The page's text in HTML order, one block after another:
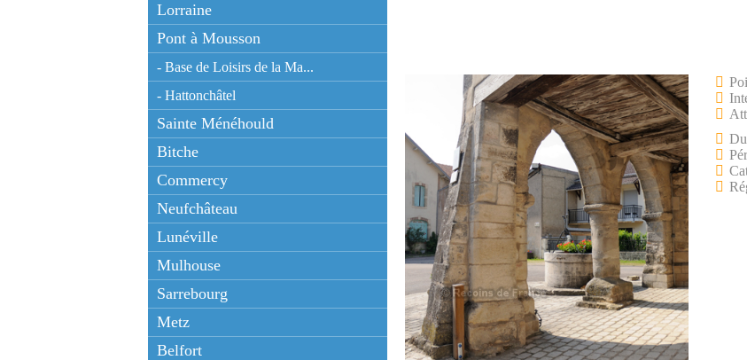
Lorraine
Pont à Mousson
- Base de Loisirs de la Ma...
- Hattonchâtel
Sainte Ménéhould
Bitche
Commercy
Neufchâteau
Lunéville
Mulhouse
Sarrebourg
Metz
Belfort